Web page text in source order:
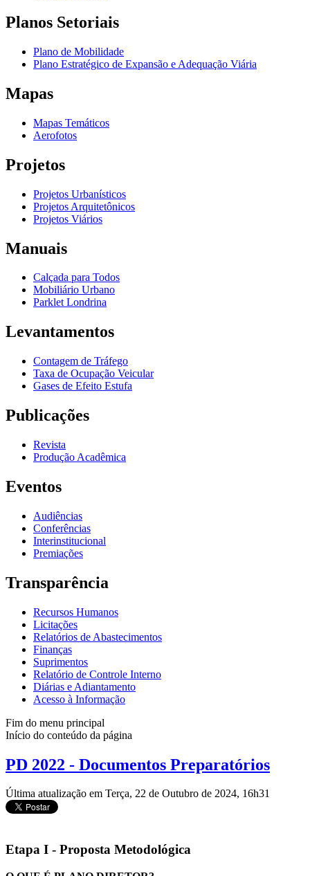
Planos Setoriais
Plano de Mobilidade
Plano Estratégico de Expansão e Adequação Viária
Mapas
Mapas Temáticos
Aerofotos
Projetos
Projetos Urbanísticos
Projetos Arquitetônicos
Projetos Viários
Manuais
Calçada para Todos
Mobiliário Urbano
Parklet Londrina
Levantamentos
Contagem de Tráfego
Taxa de Ocupação Veicular
Gases de Efeito Estufa
Publicações
Revista
Produção Acadêmica
Eventos
Audiências
Conferências
Interinstitucional
Premiações
Transparência
Recursos Humanos
Licitações
Relatórios de Abastecimentos
Finanças
Suprimentos
Relatório de Controle Interno
Diárias e Adiantamento
Acesso à Informação
Fim do menu principal
Início do conteúdo da página
PD 2022 - Documentos Preparatórios
Última atualização em Terça, 22 de Outubro de 2024, 16h31
Etapa I - Proposta Metodológica